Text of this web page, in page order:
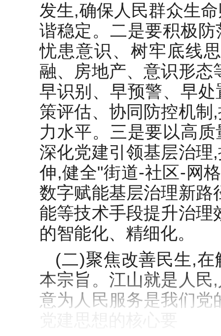
发生,确保人民群众生
谐稳定。二是要积极
忧患意识、树牢底线
融、房地产、意识形
早识别、早预警、早
策评估、协同防控机
力水平。三是要以高
深化党建引领基层治理
伸,健全"街道-社区-网
数字赋能基层治理新路
能等技术手段提升治理
的智能化、精细化。
(二)聚焦改善民生,
本宗旨。江山就是人民
意为人民服务是我们党